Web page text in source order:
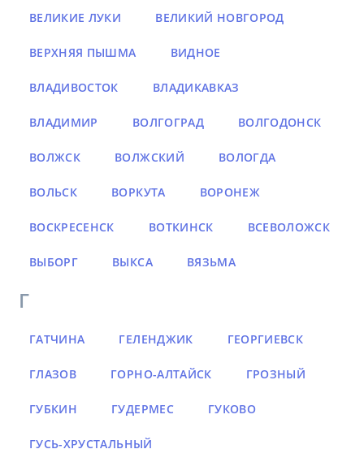
ВЕЛИКИЕ ЛУКИ ВЕЛИКИЙ НОВГОРОД
ВЕРХНЯЯ ПЫШМА ВИДНОЕ
ВЛАДИВОСТОК ВЛАДИКАВКАЗ
ВЛАДИМИР ВОЛГОГРАД ВОЛГОДОНСК
ВОЛЖСК ВОЛЖСКИЙ ВОЛОГДА
ВОЛЬСК ВОРКУТА ВОРОНЕЖ
ВОСКРЕСЕНСК ВОТКИНСК ВСЕВОЛОЖСК
ВЫБОРГ ВЫКСА ВЯЗЬМА
Г
ГАТЧИНА ГЕЛЕНДЖИК ГЕОРГИЕВСК
ГЛАЗОВ ГОРНО-АЛТАЙСК ГРОЗНЫЙ
ГУБКИН ГУДЕРМЕС ГУКОВО
ГУСЬ-ХРУСТАЛЬНЫЙ